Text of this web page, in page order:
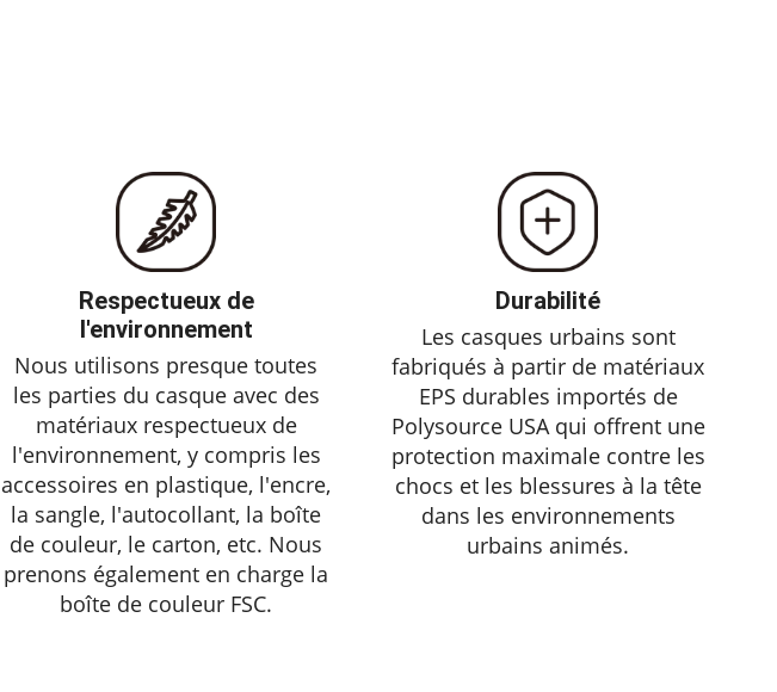
Respectueux de
l'environnement
Nous utilisons presque toutes
les parties du casque avec des
matériaux respectueux de
l'environnement, y compris les
accessoires en plastique, l'encre,
la sangle, l'autocollant, la boîte
de couleur, le carton, etc. Nous
prenons également en charge la
boîte de couleur FSC.
Durabilité
Les casques urbains sont
fabriqués à partir de matériaux
EPS durables importés de
Polysource USA qui offrent une
protection maximale contre les
chocs et les blessures à la tête
dans les environnements
urbains animés.